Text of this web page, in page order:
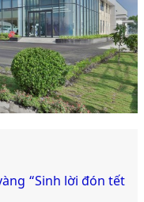
“Sinh lời đón tết